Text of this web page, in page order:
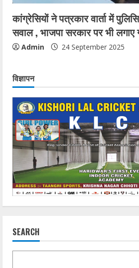
कांग्रेसियों ने पत्रकार वार्ता में
सवाल , भाजपा सरकार पर भी लगाए
Admin 24 September 2025
विज्ञापन
SEARCH